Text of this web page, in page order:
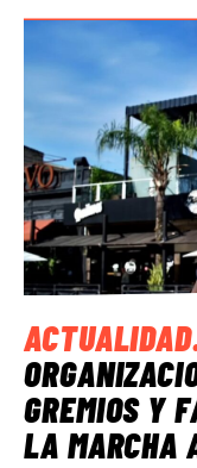
ACTUALIDAD
GREMIOS Y
LA MARCHA